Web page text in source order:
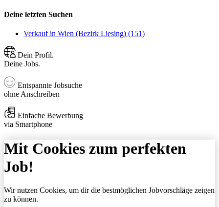
Deine letzten Suchen
Verkauf in Wien (Bezirk Liesing) (151)
Dein Profil.
Deine Jobs.
Entspannte Jobsuche
ohne Anschreiben
Einfache Bewerbung
via Smartphone
Mit Cookies zum perfekten
Job!
Wir nutzen Cookies, um dir die bestmöglichen Jobvorschläge zeigen
zu können.